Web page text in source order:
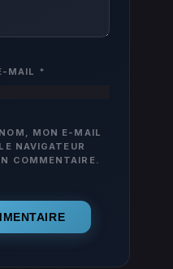
MAIL *
MON E-MAIL
NAVIGATEUR
COMMENTAIRE.